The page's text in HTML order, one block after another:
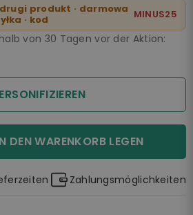
produkt · darmowa
· kod
MINUS25
von 30 Tagen vor der Aktion:
DEN WARENKORB LEGEN
Zahlungsmöglichkeiten